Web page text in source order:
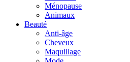
Ménopause
Animaux
Beauté
Anti-âge
Cheveux
Maquillage